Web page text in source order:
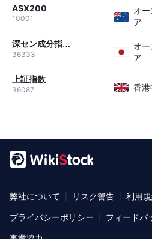
ASX200
10001
深セン成分指数 インデックス (SZI)
36333
上証指数
36087
オー
ア
オー
ア
香港
弊社について リスク警告 利用
プライバシーポリシー フィードバ